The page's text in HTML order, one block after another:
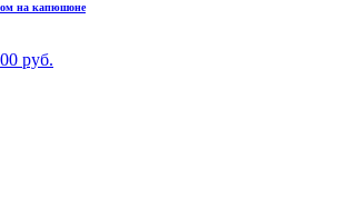
на капюшоне
руб.